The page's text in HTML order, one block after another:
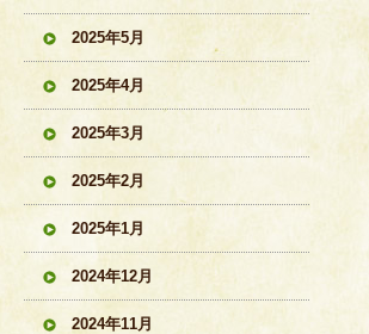
2025年5月
2025年4月
2025年3月
2025年2月
2025年1月
2024年12月
2024年11月